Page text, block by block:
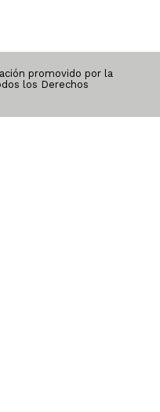
promovido por la
los Derechos